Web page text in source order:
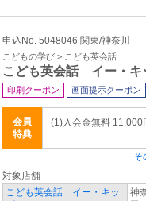
申込No. 5048046 関東/神奈川
こどもの学び > こども英会話
こども英会話 イー・キ
印刷クーポン 画面提示クーポン
会員
特典
(1)入会金無料
そ
対象店舗
こども英会話 イー・キッ
神